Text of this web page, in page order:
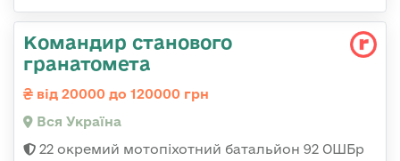
Командир станового
гранатомета
від 20000 до 120000 грн
Вся Україна
22 окремий мотопіхотний батальйон 92 ОШБр